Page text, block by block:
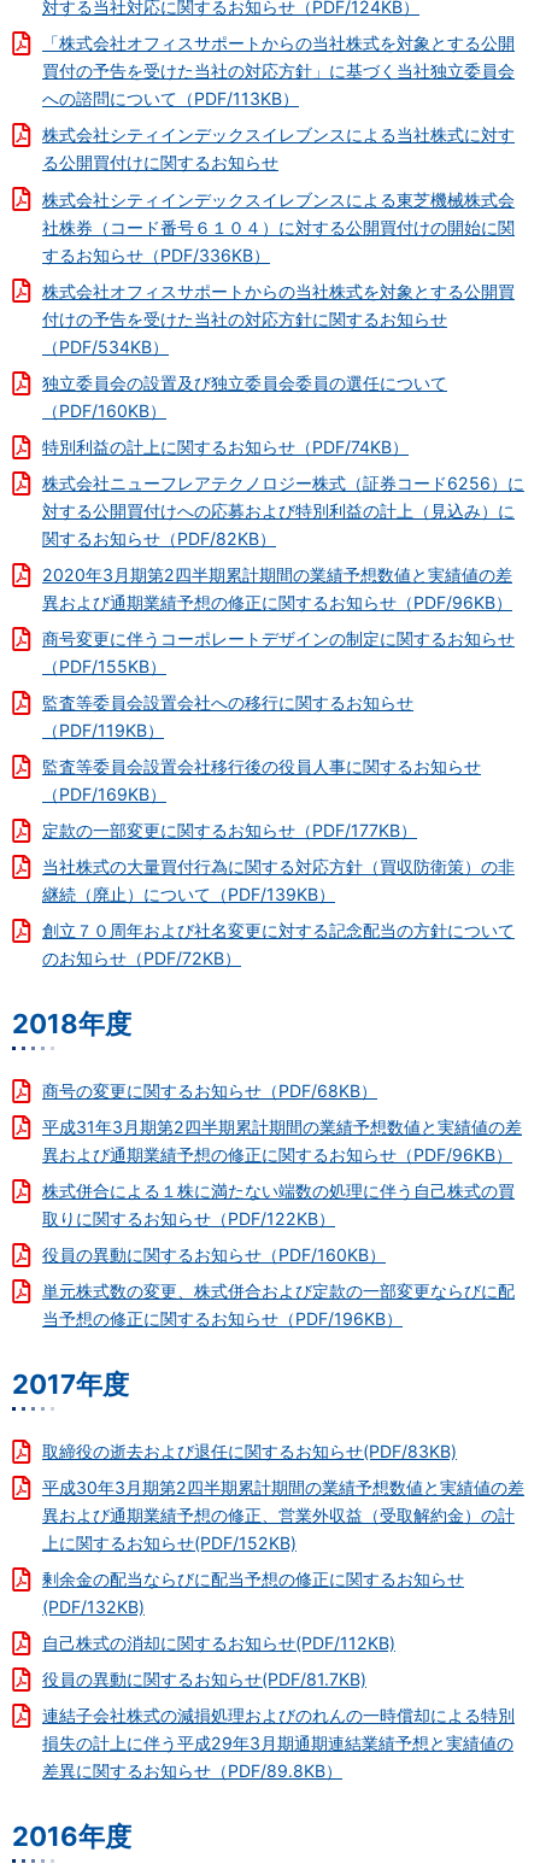
対する当社対応に関するお知らせ（PDF/124KB）
「株式会社オフィスサポートからの当社株式を対象とする公開
買付の予告を受けた当社の対応方針」に基づく当社独立委員会
への諮問について（PDF/113KB）
株式会社シティインデックスイレブンスによる当社株式に対す
る公開買付けに関するお知らせ
株式会社シティインデックスイレブンスによる東芝機械株式会
社株券（コード番号６１０４）に対する公開買付けの開始に関
するお知らせ（PDF/336KB）
株式会社オフィスサポートからの当社株式を対象とする公開買
付けの予告を受けた当社の対応方針に関するお知らせ
（PDF/534KB）
独立委員会の設置及び独立委員会委員の選任について
（PDF/160KB）
特別利益の計上に関するお知らせ（PDF/74KB）
株式会社ニューフレアテクノロジー株式（証券コード6256）に
対する公開買付けへの応募および特別利益の計上（見込み）に
関するお知らせ（PDF/82KB）
2020年3月期第2四半期累計期間の業績予想数値と実績値の差
異および通期業績予想の修正に関するお知らせ（PDF/96KB）
商号変更に伴うコーポレートデザインの制定に関するお知らせ
（PDF/155KB）
監査等委員会設置会社への移行に関するお知らせ
（PDF/119KB）
監査等委員会設置会社移行後の役員人事に関するお知らせ
（PDF/169KB）
定款の一部変更に関するお知らせ（PDF/177KB）
当社株式の大量買付行為に関する対応方針（買収防衛策）の非
継続（廃止）について（PDF/139KB）
創立７０周年および社名変更に対する記念配当の方針について
のお知らせ（PDF/72KB）
2018年度
商号の変更に関するお知らせ（PDF/68KB）
平成31年3月期第2四半期累計期間の業績予想数値と実績値の差
異および通期業績予想の修正に関するお知らせ（PDF/96KB）
株式併合による１株に満たない端数の処理に伴う自己株式の買
取りに関するお知らせ（PDF/122KB）
役員の異動に関するお知らせ（PDF/160KB）
単元株式数の変更、株式併合および定款の一部変更ならびに配
当予想の修正に関するお知らせ（PDF/196KB）
2017年度
取締役の逝去および退任に関するお知らせ(PDF/83KB)
平成30年3月期第2四半期累計期間の業績予想数値と実績値の差
異および通期業績予想の修正、営業外収益（受取解約金）の計
上に関するお知らせ(PDF/152KB)
剰余金の配当ならびに配当予想の修正に関するお知らせ
(PDF/132KB)
自己株式の消却に関するお知らせ(PDF/112KB)
役員の異動に関するお知らせ(PDF/81.7KB)
連結子会社株式の減損処理およびのれんの一時償却による特別
損失の計上に伴う平成29年3月期通期連結業績予想と実績値の
差異に関するお知らせ（PDF/89.8KB）
2016年度